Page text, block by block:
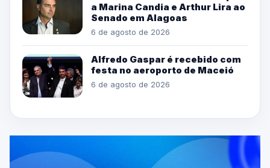
a Marina Candia e Arthur Lira ao
Senado em Alagoas
6 de agosto de 2026
Alfredo Gaspar é recebido com
festa no aeroporto de Maceió
6 de agosto de 2026